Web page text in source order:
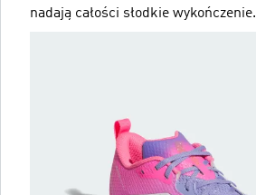
nadają całości słodkie wykończenie.